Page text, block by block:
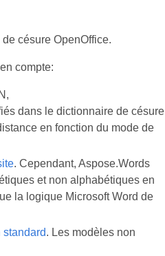
césure OpenOffice.
compte:
dans le dictionnaire de césure
en fonction du mode de
. Cependant, Aspose.Words
et non alphabétiques en
la logique Microsoft Word de
standard. Les modèles non